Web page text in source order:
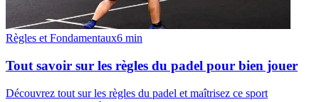
Règles et Fondamentaux6 min
Tout savoir sur les règles du padel pour bien jouer
Découvrez tout sur les règles du padel et maîtrisez ce sport